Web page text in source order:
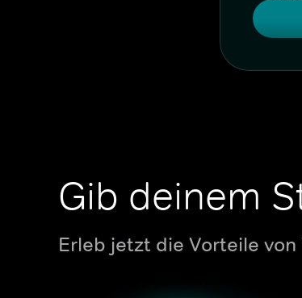
Gib deinem
Erleb jetzt die Vorteile von